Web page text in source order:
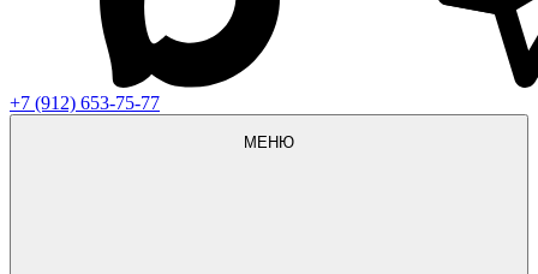
+7 (912) 653-75-77
МЕНЮ